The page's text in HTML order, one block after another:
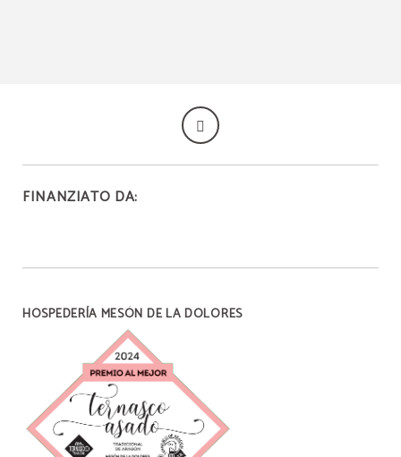
FINANZIATO DA:
HOSPEDERÍA MESÓN DE LA DOLORES